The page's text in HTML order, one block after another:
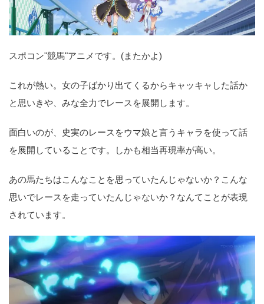
スポコン"競馬"アニメです。(またかよ)
これが熱い。女の子ばかり出てくるからキャッキャした話か
と思いきや、みな全力でレースを展開します。
面白いのが、史実のレースをウマ娘と言うキャラを使って話
を展開していることです。しかも相当再現率が高い。
あの馬たちはこんなことを思っていたんじゃないか？こんな
思いでレースを走っていたんじゃないか？なんてことが表現
されています。